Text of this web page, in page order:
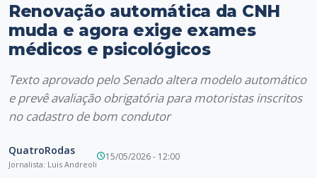
Renovação automática da CNH
muda e agora exige exames
médicos e psicológicos
Texto aprovado pelo Senado altera modelo automático
e prevê avaliação obrigatória para motoristas inscritos
no cadastro de bom condutor
QuatroRodas
Jornalista: Luis Andreoli
15/05/2026 - 12:00